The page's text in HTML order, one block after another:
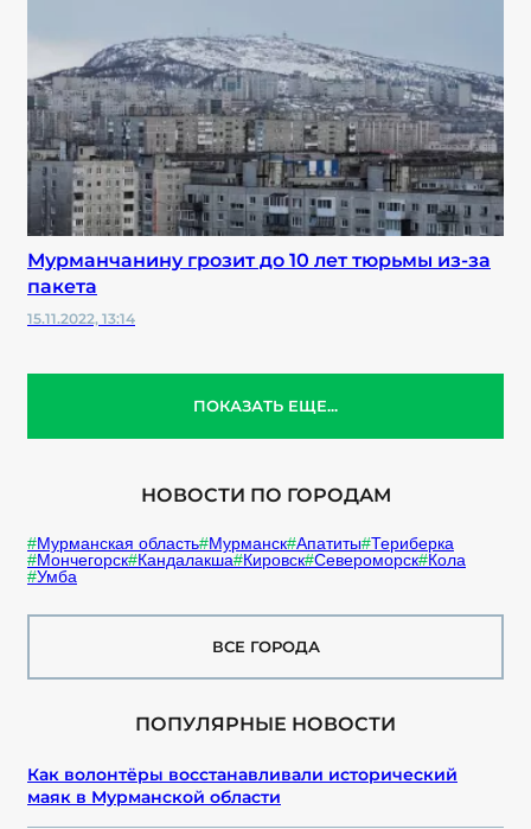
Мурманчанину грозит до 10 лет тюрьмы из-за
пакета
15.11.2022, 13:14
ПОКАЗАТЬ ЕЩЕ...
НОВОСТИ ПО ГОРОДАМ
Мурманская область Мурманск Апатиты Териберка
Мончегорск Кандалакша Кировск Североморск Кола
Умба
ВСЕ ГОРОДА
ПОПУЛЯРНЫЕ НОВОСТИ
Как волонтёры восстанавливали исторический
маяк в Мурманской области